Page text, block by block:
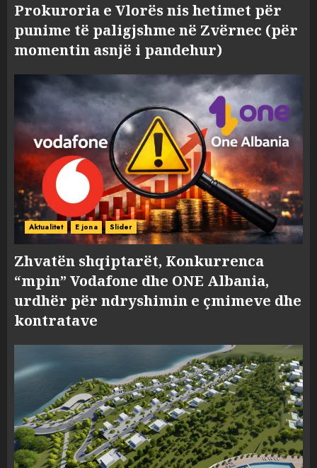
Prokuroria e Vlorës nis hetimet për
punime të paligjshme në Zvërnec (për
momentin asnjë i pandehur)
Aktualitet E jona Slider
Zhvatën shqiptarët, Konkurrenca
“mpin” Vodafone dhe ONE Albania,
urdhër për ndryshimin e çmimeve dhe
kontratave